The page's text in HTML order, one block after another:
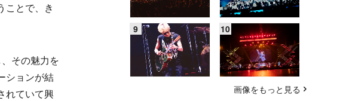
ことで、き
その魅力を
ションが結
れていて興
画像をもっと見る